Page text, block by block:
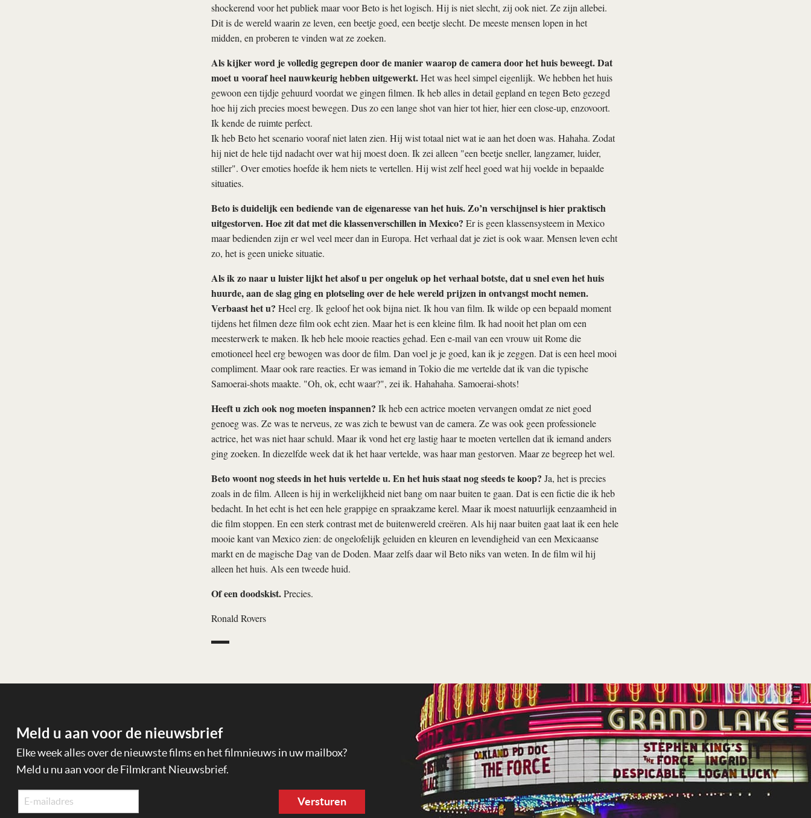
shockerend voor het publiek maar voor Beto is het logisch. Hij is niet slecht, zij ook niet. Ze zijn allebei.
Dit is de wereld waarin ze leven, een beetje goed, een beetje slecht. De meeste mensen lopen in het
midden, en proberen te vinden wat ze zoeken.
Als kijker word je volledig gegrepen door de manier waarop de camera door het huis beweegt. Dat
moet u vooraf heel nauwkeurig hebben uitgewerkt.Het was heel simpel eigenlijk. We hebben het huis
gewoon een tijdje gehuurd voordat we gingen filmen. Ik heb alles in detail gepland en tegen Beto gezegd
hoe hij zich precies moest bewegen. Dus zo een lange shot van hier tot hier, hier een close-up, enzovoort.
Ik kende de ruimte perfect.
Ik heb Beto het scenario vooraf niet laten zien. Hij wist totaal niet wat ie aan het doen was. Hahaha. Zodat
hij niet de hele tijd nadacht over wat hij moest doen. Ik zei alleen "een beetje sneller, langzamer, luider,
stiller". Over emoties hoefde ik hem niets te vertellen. Hij wist zelf heel goed wat hij voelde in bepaalde
situaties.
Beto is duidelijk een bediende van de eigenaresse van het huis. Zo’n verschijnsel is hier praktisch
uitgestorven. Hoe zit dat met die klassenverschillen in Mexico? Er is geen klassensysteem in Mexico
maar bedienden zijn er wel veel meer dan in Europa. Het verhaal dat je ziet is ook waar. Mensen leven echt
zo, het is geen unieke situatie.
Als ik zo naar u luister lijkt het alsof u per ongeluk op het verhaal botste, dat u snel even het huis
huurde, aan de slag ging en plotseling over de hele wereld prijzen in ontvangst mocht nemen.
Verbaast het u? Heel erg. Ik geloof het ook bijna niet. Ik hou van film. Ik wilde op een bepaald moment
tijdens het filmen deze film ook echt zien. Maar het is een kleine film. Ik had nooit het plan om een
meesterwerk te maken. Ik heb hele mooie reacties gehad. Een e-mail van een vrouw uit Rome die
emotioneel heel erg bewogen was door de film. Dan voel je je goed, kan ik je zeggen. Dat is een heel mooi
compliment. Maar ook rare reacties. Er was iemand in Tokio die me vertelde dat ik van die typische
Samoerai-shots maakte. "Oh, ok, echt waar?", zei ik. Hahahaha. Samoerai-shots!
Heeft u zich ook nog moeten inspannen? Ik heb een actrice moeten vervangen omdat ze niet goed
genoeg was. Ze was te nerveus, ze was zich te bewust van de camera. Ze was ook geen professionele
actrice, het was niet haar schuld. Maar ik vond het erg lastig haar te moeten vertellen dat ik iemand anders
ging zoeken. In diezelfde week dat ik het haar vertelde, was haar man gestorven. Maar ze begreep het wel.
Beto woont nog steeds in het huis vertelde u. En het huis staat nog steeds te koop? Ja, het is precies
zoals in de film. Alleen is hij in werkelijkheid niet bang om naar buiten te gaan. Dat is een fictie die ik heb
bedacht. In het echt is het een hele grappige en spraakzame kerel. Maar ik moest natuurlijk eenzaamheid in
die film stoppen. En een sterk contrast met de buitenwereld creëren. Als hij naar buiten gaat laat ik een hele
mooie kant van Mexico zien: de ongelofelijk geluiden en kleuren en levendigheid van een Mexicaanse
markt en de magische Dag van de Doden. Maar zelfs daar wil Beto niks van weten. In de film wil hij
alleen het huis. Als een tweede huid.
Of een doodskist.Precies.
Ronald Rovers
Meld u aan voor de nieuwsbrief
Elke week alles over de nieuwste films en het filmnieuws in uw mailbox?
Meld u nu aan voor de Filmkrant Nieuwsbrief.